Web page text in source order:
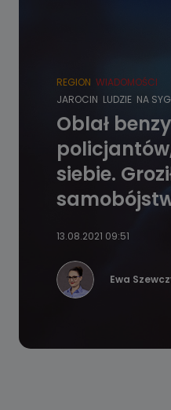
REGION WIADOMOŚCI
JAROCIN LUDZIE NA
Oblał
siebie.
13.08.2021 09:51
Ewa